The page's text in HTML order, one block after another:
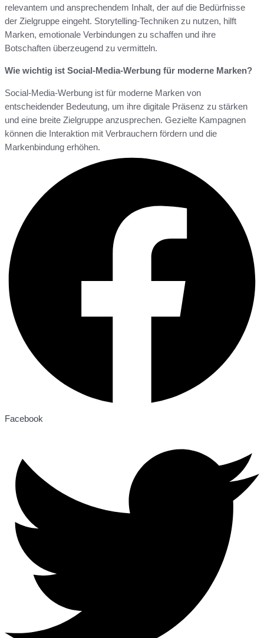
relevantem und ansprechendem Inhalt, der auf die Bedürfnisse
der Zielgruppe eingeht. Storytelling-Techniken zu nutzen, hilft
Marken, emotionale Verbindungen zu schaffen und ihre
Botschaften überzeugend zu vermitteln.
Wie wichtig ist Social-Media-Werbung für moderne Marken?
Social-Media-Werbung ist für moderne Marken von
entscheidender Bedeutung, um ihre digitale Präsenz zu stärken
und eine breite Zielgruppe anzusprechen. Gezielte Kampagnen
können die Interaktion mit Verbrauchern fördern und die
Markenbindung erhöhen.
Facebook